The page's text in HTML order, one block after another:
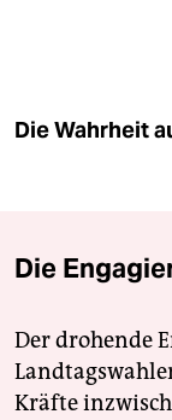
Die Wahrheit
Die
Der drohende
Kräfte